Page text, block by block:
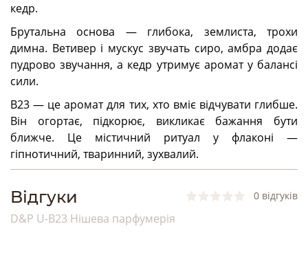
кедр.
Брутальна основа — глибока, землиста, трохи
димна. Ветивер і мускус звучать сиро, амбра додає
пудрово звучання, а кедр утримує аромат у балансі
сили.
В23 — це аромат для тих, хто вміє відчувати глибше.
Він огортає, підкорює, викликає бажання бути
ближче. Це містичний ритуал у флаконі —
гіпнотичний, тваринний, зухвалий.
Bідгуки
D&P U-B23 Нішева парфумерія
0 відгуків